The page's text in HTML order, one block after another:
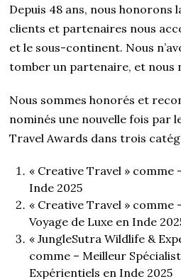
Depuis 48 ans, nous honorons
clients et partenaires nous
et le sous-continent. Nous
tomber un partenaire, et nous
Nous sommes honorés et
nominés une nouvelle fois par
Travel Awards dans trois
« Creative Travel » comme
Inde 2025
« Creative Travel » comme
Voyage de Luxe en Inde
« JungleSutra Wildlife &
comme – Meilleur
Expérientiels en Inde 2025